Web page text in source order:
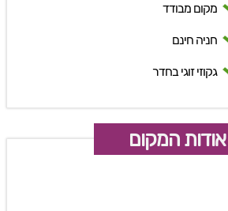
מקום מבודד
חניה חינם
גקוזי זוגי בחדר
אודות המקום